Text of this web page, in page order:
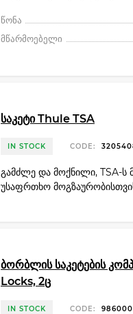
წონა
მწარმოებელი
საკეტი Thule TSA
IN STOCK CODE:
გამძლე და მოქნილი, TSA-ს
უსაფრთხო
ბორბლის საკეტების
Locks, 2ც
IN STOCK CODE: 986000